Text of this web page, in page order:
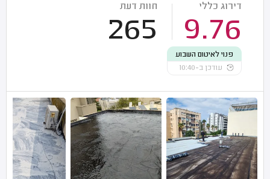
דירוג כללי
9.76
חוות דעת
265
פנוי לאיטום השבוע
עודכן ב-10:40